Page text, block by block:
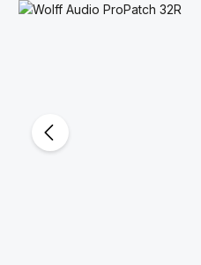
Bildergalerie überspringen